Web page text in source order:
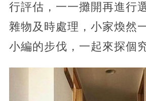
行評估，一一攤開再進行
雜物及時處理，小家煥然
小編的步伐，一起來探個